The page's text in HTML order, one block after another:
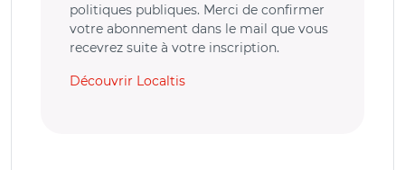
politiques publiques. Merci de confirmer
votre abonnement dans le mail que vous
recevrez suite à votre inscription.
Découvrir Localtis